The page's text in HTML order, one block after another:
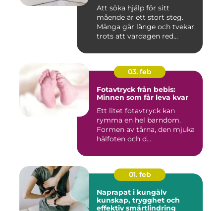
Att söka hjälp för sitt
mående är ett stort steg.
Många går länge och tvekar,
trots att vardagen red...
03. feb
Fotavtryck från bebis:
Minnen som får leva kvar
Ett litet fotavtryck kan
rymma en hel barndom.
Formen av tårna, den mjuka
hålfoten och d...
01. feb
Naprapat i kungälv
kunskap, trygghet och
effektiv smärtlindring